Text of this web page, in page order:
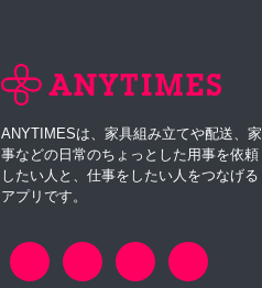
ANYTIMESは、家具組み立てや配送、家
事などの日常のちょっとした用事を依頼
したい人と、仕事をしたい人をつなげる
アプリです。